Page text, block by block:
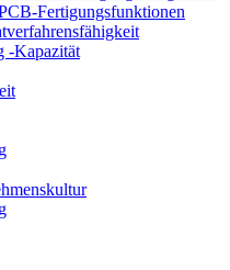
Fertigungsfunktionen
-Kapazität